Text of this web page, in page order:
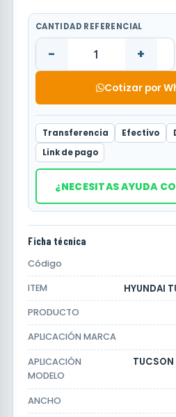
CANTIDAD REFERENCIAL
- +
Cotizar por
Transferencia Efectivo
Link de pago
¿NECESITAS AYUDA
Ficha técnica
Código
ITEM HYUNDAI
PRODUCTO
APLICACIÓN MARCA
APLICACIÓN
MODELO
ANCHO